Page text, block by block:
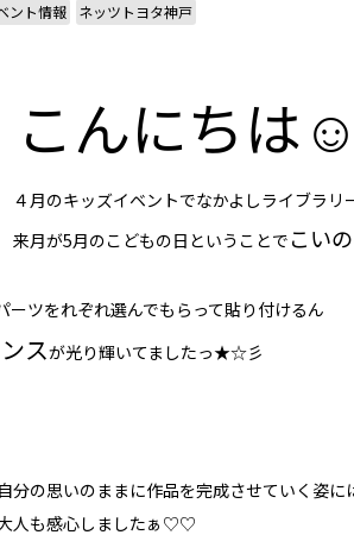
ント情報 ネッツトヨタ神戸
こんにち
４月のキッズイベントでなかよしライブラリ
来月が5月のこどもの日ということで こい
ツをれぞれ選んでもらって貼り付けるん
スが光り輝いてましたっ★☆彡
自分の思いのままに作品を完成させていく姿に
人も感心しましたぁ♡♡